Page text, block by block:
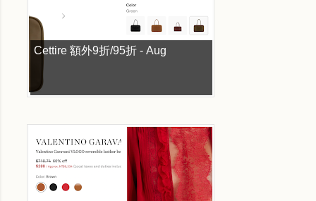
Cettire 額外9折/95折 - Aug